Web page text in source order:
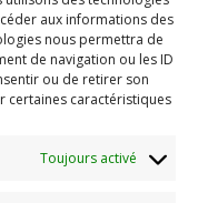
aux informations des
nous permettra de
de navigation ou les ID
ou de retirer son
certaines caractéristiques
Toujours activé